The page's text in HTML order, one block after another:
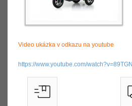
Video ukázka v odkazu na youtube
https://www.youtube.com/